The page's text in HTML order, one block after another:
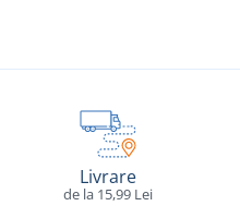
Livrare
de la 15,99 Lei